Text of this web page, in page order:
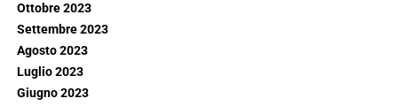
Ottobre 2023
Settembre 2023
Agosto 2023
Luglio 2023
Giugno 2023